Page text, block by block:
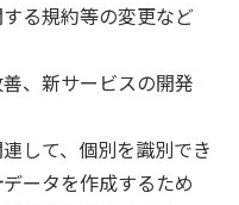
する規約等の変更など
、新サービスの開発
して、個別を識別でき
ータを作成するため